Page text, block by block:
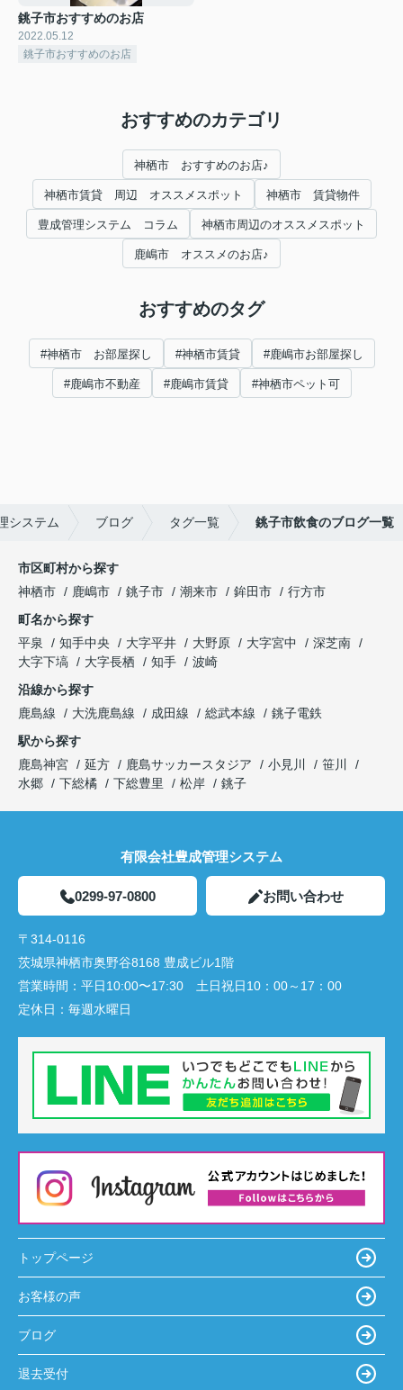
銚子市おすすめのお店
2022.05.12
銚子市おすすめのお店
おすすめのカテゴリ
神栖市 おすすめのお店♪
神栖市賃貸 周辺 オススメスポット 神栖市 賃貸物件
豊成管理システム コラム 神栖市周辺のオススメスポット
鹿嶋市 オススメのお店♪
おすすめのタグ
#神栖市 お部屋探し #神栖市賃貸 #鹿嶋市お部屋探し
#鹿嶋市不動産 #鹿嶋市賃貸 #神栖市ペット可
システム ブログ タグ一覧 銚子市飲食のブログ一覧
市区町村から探す
神栖市
鹿嶋市 銚子市 潮来市 鉾田市
行方市
町名から探す
平泉
知手中央 大字平井 大野原 大字宮中
深芝南
大字下塙
大字長栖 知手
波崎
沿線から探す
鹿島線
大洗鹿島線 成田線 総武本線
銚子電鉄
駅から探す
鹿島神宮
延方 鹿島サッカースタジア 小見川
笹川
水郷
下総橘 下総豊里 松岸 銚子
有限会社豊成管理システム
0299-97-0800 お問い合わせ
〒314-0116
茨城県神栖市奥野谷8168 豊成ビル1階
営業時間： 平日10:00〜17:30 土日祝日10：00～17：00
定休日： 毎週水曜日
トップページ
お客様の声
ブログ
退去受付